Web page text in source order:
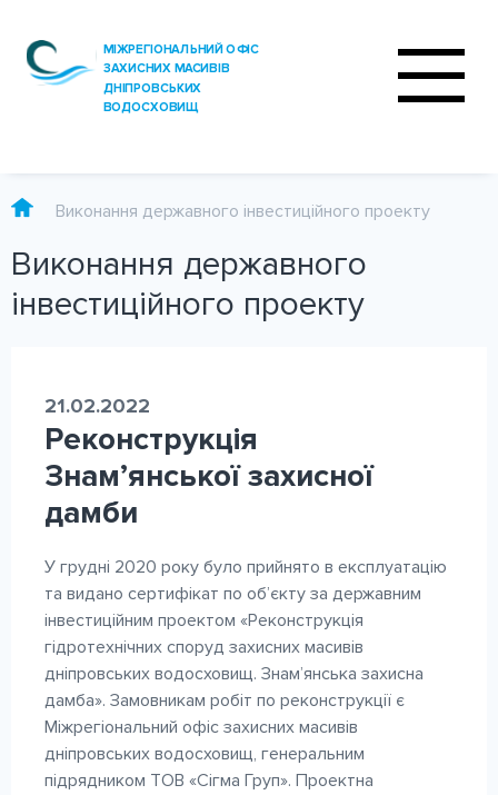
ПРО ОФІС
ДІЯЛЬНІСТЬ
ПРЕС-ЦЕНТР
Виконання державного інвестиційного проекту
Виконання державного
інвестиційного проекту
21.02.2022
Реконструкція
Знам’янської захисної
дамби
У грудні 2020 року було прийнято в експлуатацію
та видано сертифікат по об’єкту за державним
інвестиційним проектом «Реконструкція
гідротехнічних споруд захисних масивів
дніпровських водосховищ. Знам’янська захисна
дамба». Замовникам робіт по реконструкції є
Міжрегіональний офіс захисних масивів
дніпровських водосховищ, генеральним
підрядником ТОВ «Сігма Груп». Проектна